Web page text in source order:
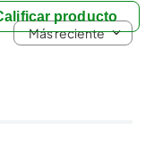
producto
Más reciente